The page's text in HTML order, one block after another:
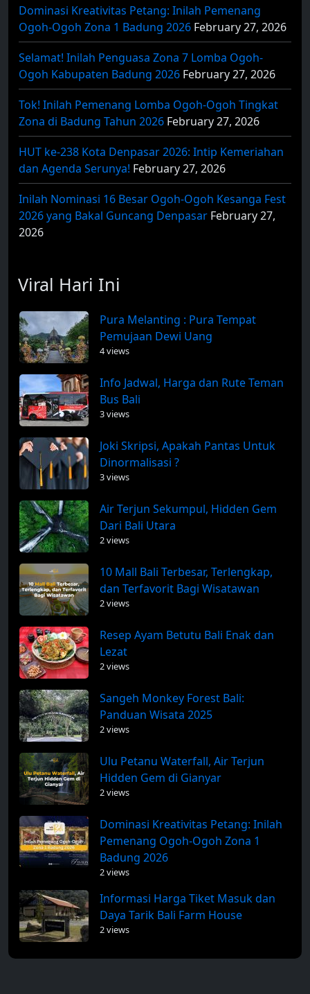
Dominasi Kreativitas Petang: Inilah Pemenang
Ogoh-Ogoh Zona 1 Badung 2026 February 27, 2026
Selamat! Inilah Penguasa Zona 7 Lomba Ogoh-
Ogoh Kabupaten Badung 2026 February 27, 2026
Tok! Inilah Pemenang Lomba Ogoh-Ogoh Tingkat
Zona di Badung Tahun 2026 February 27, 2026
HUT ke-238 Kota Denpasar 2026: Intip Kemeriahan
dan Agenda Serunya! February 27, 2026
Inilah Nominasi 16 Besar Ogoh-Ogoh Kesanga Fest
2026 yang Bakal Guncang Denpasar February 27,
2026
Viral Hari Ini
Pura Melanting : Pura Tempat
Pemujaan Dewi Uang
4 views
Info Jadwal, Harga dan Rute Teman
Bus Bali
3 views
Joki Skripsi, Apakah Pantas Untuk
Dinormalisasi ?
3 views
Air Terjun Sekumpul, Hidden Gem
Dari Bali Utara
2 views
10 Mall Bali Terbesar, Terlengkap,
dan Terfavorit Bagi Wisatawan
2 views
Resep Ayam Betutu Bali Enak dan
Lezat
2 views
Sangeh Monkey Forest Bali:
Panduan Wisata 2025
2 views
Ulu Petanu Waterfall, Air Terjun
Hidden Gem di Gianyar
2 views
Dominasi Kreativitas Petang: Inilah
Pemenang Ogoh-Ogoh Zona 1
Badung 2026
2 views
Informasi Harga Tiket Masuk dan
Daya Tarik Bali Farm House
2 views